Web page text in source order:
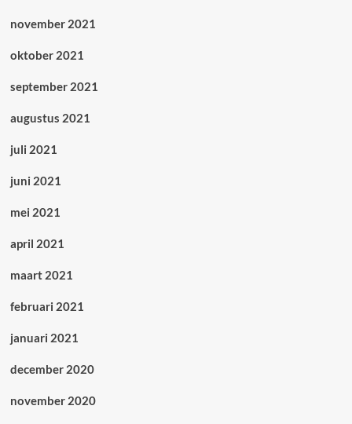
november 2021
oktober 2021
september 2021
augustus 2021
juli 2021
juni 2021
mei 2021
april 2021
maart 2021
februari 2021
januari 2021
december 2020
november 2020